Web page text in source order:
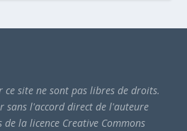
ce site ne sont pas libres de droits.
sans l'accord direct de l'auteure
la licence Creative Commons